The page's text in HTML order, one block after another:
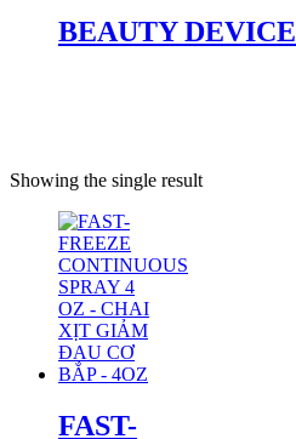
BEAUTY DEVICE
Showing the single result
FAST-